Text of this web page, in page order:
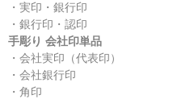
・実印・銀行印
・銀行印・認印
手彫り 会社印単品
・会社実印（代表印）
・会社銀行印
・角印